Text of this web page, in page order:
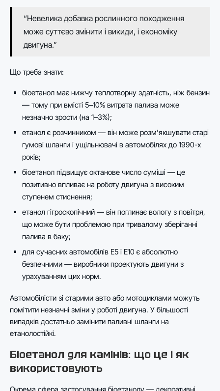
“Невелика добавка рослинного походження
може суттєво змінити і викиди, і економіку
двигуна.”
Що треба знати:
біоетанол має нижчу теплотворну здатність, ніж бензин
— тому при вмісті 5‒10% витрата палива може
незначно зрости (на 1‒3%);
етанол є розчинником — він може розм’якшувати старі
гумові шланги і ущільнювачі в автомобілях до 1990-х
років;
біоетанол підвищує октанове число суміші — це
позитивно впливає на роботу двигуна з високим
ступенем стиснення;
етанол гігроскопічний — він поглинає вологу з повітря,
що може бути проблемою при тривалому зберіганні
палива в баку;
для сучасних автомобілів E5 і E10 є абсолютно
безпечними — виробники проектують двигуни з
урахуванням цих норм.
Автомобілісти зі старими авто або мотоциклами можуть
помітити незначні зміни у роботі двигуна. У більшості
випадків достатньо замінити паливні шланги на
етанолостійкі.
Біоетанол для камінів: що це і як
використовують